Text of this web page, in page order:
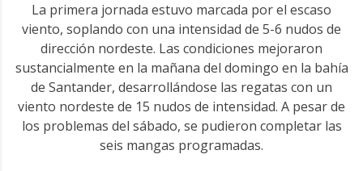
La primera jornada estuvo marcada por el escaso
viento, soplando con una intensidad de 5-6 nudos de
dirección nordeste. Las condiciones mejoraron
sustancialmente en la mañana del domingo en la bahía
de Santander, desarrollándose las regatas con un
viento nordeste de 15 nudos de intensidad. A pesar de
los problemas del sábado, se pudieron completar las
seis mangas programadas.